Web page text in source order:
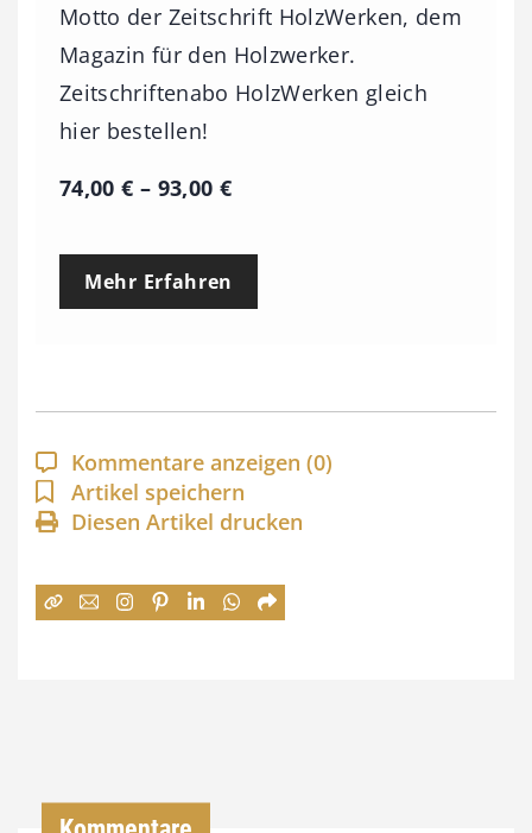
Motto der Zeitschrift HolzWerken, dem
Magazin für den Holzwerker.
Zeitschriftenabo HolzWerken gleich
hier bestellen!
74,00€ – 93,00 €P
e
p
a
n
n
:
Mehr Erfahren
Kommentare anzeigen (0)
Artikel speichern
Diesen Artikel drucken